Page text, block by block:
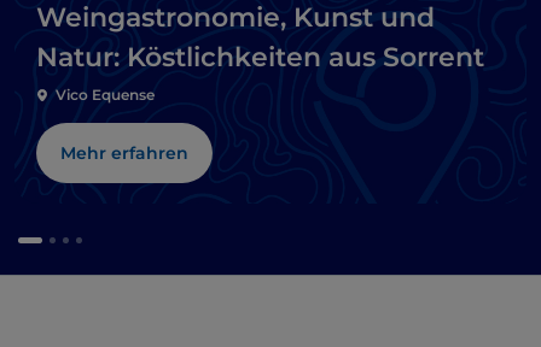
Weingastronomie, Kunst und
Natur: Köstlichkeiten aus Sorrent
Vico Equense
Mehr erfahren